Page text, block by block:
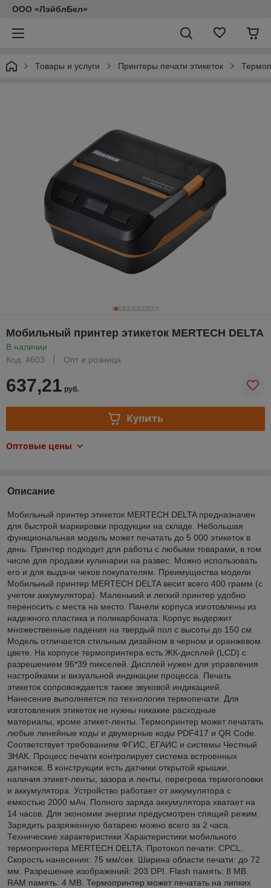
ООО «ЛэйблБел»
Товары и услуги Принтеры печати этикеток
Мобильный принтер этикеток MERTECH DELTA
В наличии
Код: 4603
Опт и розница
637,21 руб.
Купить
Оптовые цены
Описание
Мобильный принтер этикеток MERTECH DELTA предназначен
для быстрой маркировки продукции на складе. Небольшая
функциональная модель может печатать до 5 000 этикеток в
день. Принтер подходит для работы с любыми товарами, в том
числе для продажи кулинарии на развес. Можно использовать
его и для выдачи чеков покупателям. Преимущества модели
Мобильный принтер MERTECH DELTA весит всего 400 грамм (с
учетом аккумулятора). Маленький и легкий принтер удобно
переносить с места на место. Панели корпуса изготовлены из
надежного пластика и поликарбоната. Корпус выдержит
множественные падения на твердый пол с высоты до 150 см.
Модель отличается стильным дизайном в черном и оранжевом
цвете. На корпусе термопринтера есть ЖК-дисплей (LCD) с
разрешением 96*39 пикселей. Дисплей нужен для управления
настройками и визуальной индикации процесса. Печать
этикеток сопровождается также звуковой индикацией.
Нанесение выполняется по технологии термопечати. Для
изготовления этикеток не нужны никакие расходные
материалы, кроме этикет-ленты. Термопринтер может печатать
любые линейные коды и двумерные коды PDF417 и QR Code.
Соответствует требованиям ФГИС, ЕГАИС и системы Честный
ЗНАК. Процесс печати контролирует система встроенных
датчиков. В конструкции есть датчики открытой крышки,
наличия этикет-ленты, зазора и ленты, перегрева термоголовки
и аккумулятора. Устройство работает от аккумулятора с
емкостью 2000 мАч. Полного заряда аккумулятора хватает на
14 часов. Для экономии энергии предусмотрен спящий режим.
Зарядить разряженную батарею можно всего за 2 часа.
Технические характеристики Характеристики мобильного
термопринтера MERTECH DELTA: Протокол печати: CPCL.
Скорость нанесения: 75 мм/сек. Ширина области печати: до 72
мм. Разрешение изображений: 203 DPI. Flash память: 8 MB.
RAM память: 4 MB. Термопринтер может печатать на липких